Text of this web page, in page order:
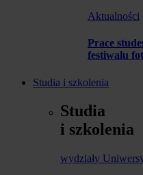
Aktualności
Prace
festiwalu
Studia i szkolenia
Studia
i szkolenia
wydziały